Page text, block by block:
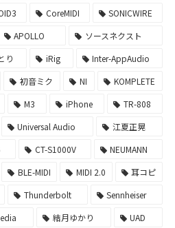
CoreMIDI
SONICWIRE
APOLLO
ソースネクスト
り iRig
Inter-AppAudio
初音ミク NI
KOMPLETE
M3 iPhone
TR-808
Universal Audio
江夏正晃
CT-S1000V
NEUMANN
BLE-MIDI MIDI 2.0
耳コピ
Thunderbolt
Sennheiser
結月ゆかり
UAD